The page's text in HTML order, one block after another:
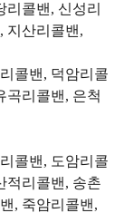
콜밴, 신성리
지산리콜밴,
콜밴, 덕암리콜
곡리콜밴, 은척
콜밴, 도암리콜
적리콜밴, 송촌
, 죽암리콜밴,